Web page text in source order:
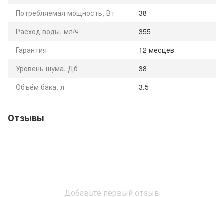
Потребляемая мощность, Вт
38
Расход воды, мл/ч
355
Гарантия
12 месцев
Уровень шума, Дб
38
Объём бака, л
3.5
Отзывы
Добавьте первый отзыв